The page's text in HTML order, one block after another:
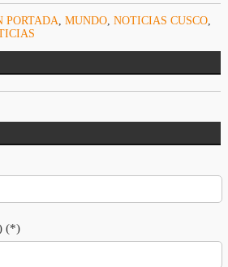
PORTADA MUNDO, NOTICIAS CUSCO,
(*)